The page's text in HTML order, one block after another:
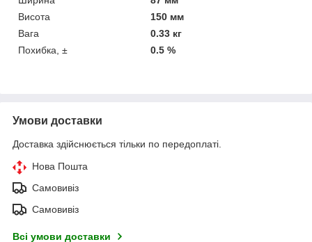
Висота
150 мм
Вага
0.33 кг
Похибка, ±
0.5 %
Умови доставки
Доставка здійснюється тільки по передоплаті.
Нова Пошта
Самовивіз
Самовивіз
Всі умови доставки